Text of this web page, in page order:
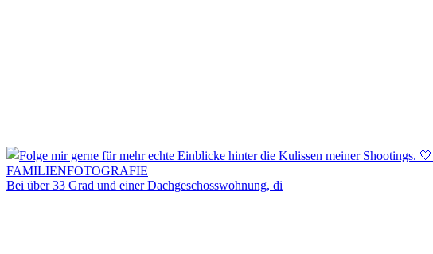
Bei über 33 Grad und einer Dachgeschosswohnung, di